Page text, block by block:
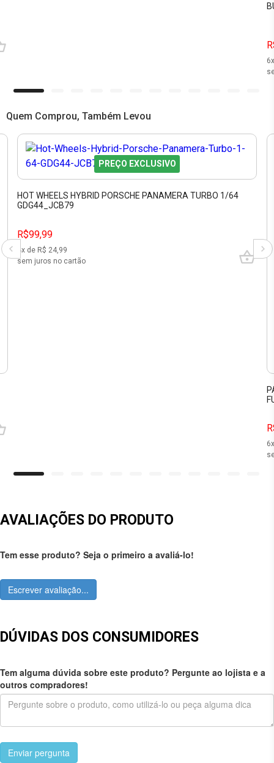
6
Quem Comprou, Também Levou
PREÇO EXCLUSIVO
HOT WHEELS HYBRID PORSCHE PANAMERA TURBO 1/64
GDG44_JCB79
R$99,99
4x de R$ 24,99
sem juros no cartão
6
AVALIAÇÕES DO PRODUTO
Tem esse produto? Seja o primeiro a avaliá-lo!
Escrever avaliação...
DÚVIDAS DOS CONSUMIDORES
Tem alguma dúvida sobre este produto? Pergunte ao lojista e a
outros compradores!
Enviar pergunta